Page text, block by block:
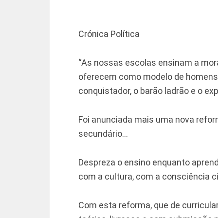
Crónica Política
“As nossas escolas ensinam a
oferecem como modelo de
conquistador, o barão ladrão e o
Foi anunciada mais uma nova
secundário…
Despreza o ensino enquanto
com a cultura, com a consciência
Com esta reforma, que de